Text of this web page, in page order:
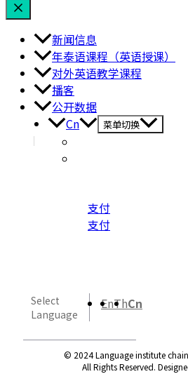
新闻信息
年泰语课程（英语授课）
对外英语教学课程
播客
公开数据
Cn
菜单切换
支付
支付
Select
Language
EnThCn
© 2024 Language institute
All Rights Reserved.